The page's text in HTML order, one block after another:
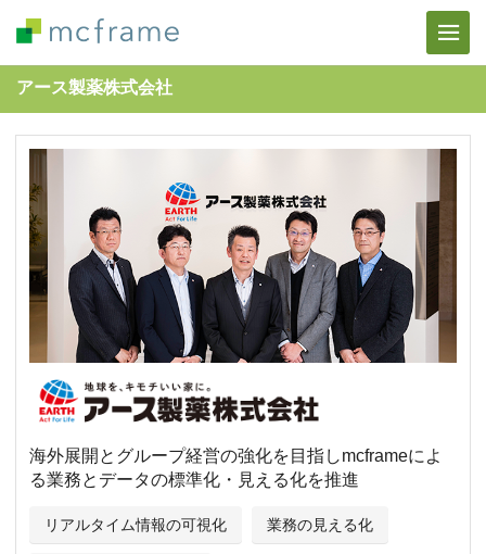
アース製薬株式会社
海外展開とグループ経営の強化を目指しmcframeによ
る業務とデータの標準化・見える化を推進
リアルタイム情報の可視化 業務の見える化